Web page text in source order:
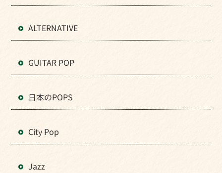
ALTERNATIVE
GUITAR POP
日本のPOPS
City Pop
Jazz